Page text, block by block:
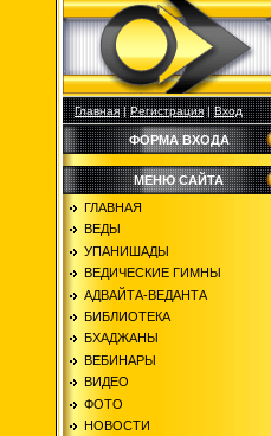
Главная|Регистрация|Вход
ФОРМА ВХОДА
МЕНЮ САЙТА
ГЛАВНАЯ
ВЕДЫ
УПАНИШАДЫ
ВЕДИЧЕСКИЕ ГИМНЫ
АДВАЙТА-ВЕДАНТА
БИБЛИОТЕКА
БХАДЖАНЫ
ВЕБИНАРЫ
ВИДЕО
ФОТО
НОВОСТИ